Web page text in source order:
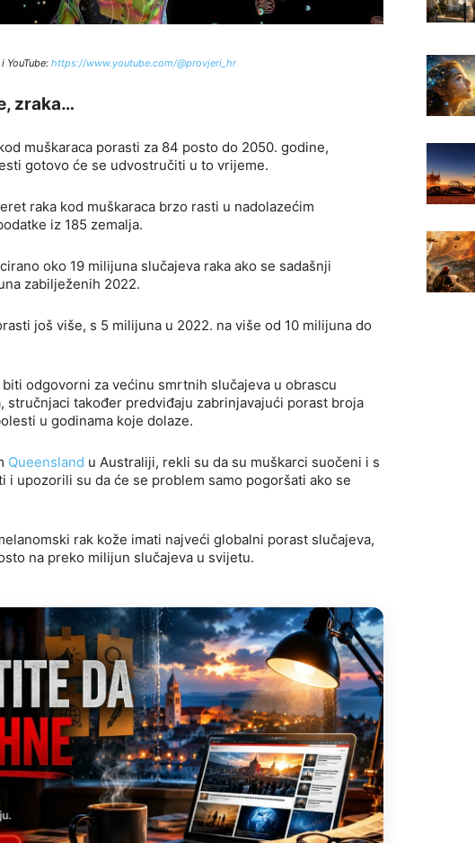
i YouTube: https://www.youtube.com/@provjeri_hr
zraka…
muškaraca porasti za 84 posto do 2050. godine,
gotovo će se udvostručiti u to vrijeme.
raka kod muškaraca brzo rasti u nadolazećim
iz 185 zemalja.
oko 19 milijuna slučajeva raka ako se sadašnji
zabilježenih 2022.
još više, s 5 milijuna u 2022. na više od 10 milijuna do
odgovorni za većinu smrtnih slučajeva u obrascu
stručnjaci također predviđaju zabrinjavajući porast broja
u godinama koje dolaze.
Queensland u Australiji, rekli su da su muškarci suočeni i s
i upozorili su da će se problem samo pogoršati ako se
rak kože imati najveći globalni porast slučajeva,
na preko milijun slučajeva u svijetu.